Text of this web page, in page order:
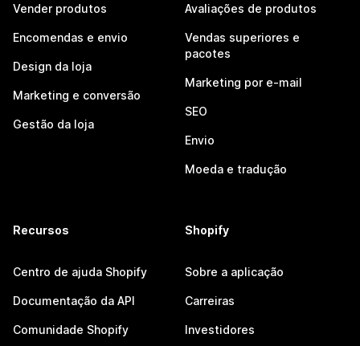
Vender produtos
Encomendas e envio
Design da loja
Marketing e conversão
Gestão da loja
Avaliações de produtos
Vendas superiores e
pacotes
Marketing por e-mail
SEO
Envio
Moeda e tradução
Recursos
Centro de ajuda Shopify
Documentação da API
Comunidade Shopify
Shopify
Sobre a aplicação
Carreiras
Investidores